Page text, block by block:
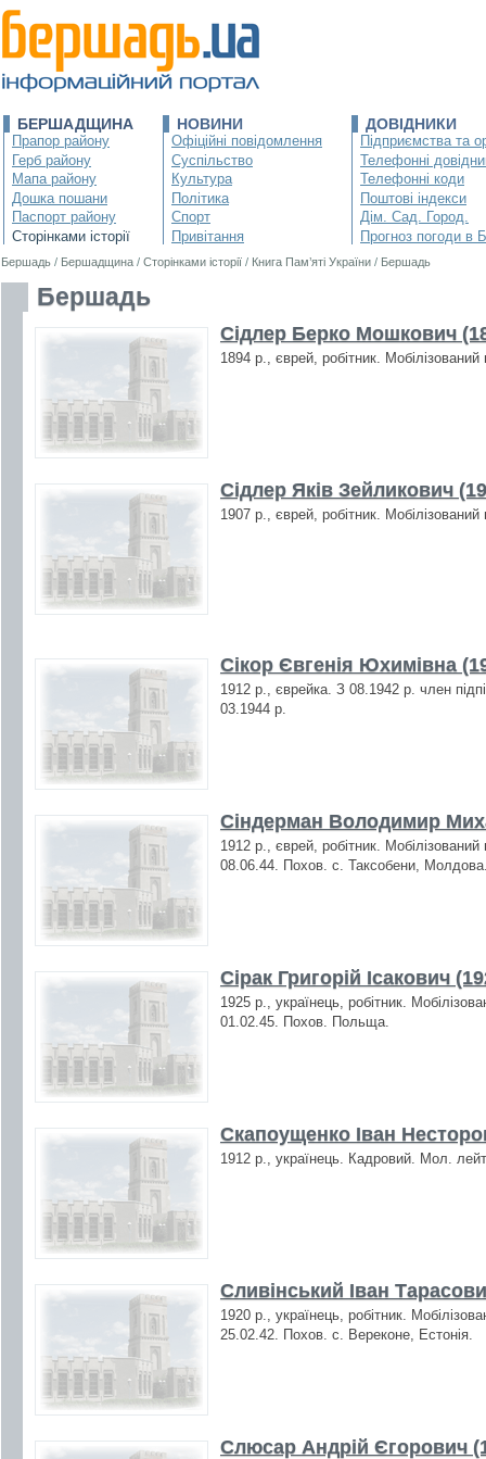
БЕРШАДЩИНА
Прапор району
Герб району
Мапа району
Дошка пошани
Паспорт району
Сторінками історії
НОВИНИ
Офіційні повідомлення
Суспільство
Культура
Політика
Спорт
Привітання
ДОВІДНИКИ
Підприємства та
Телефонні
Телефонні коди
Поштові індекси
Дім. Сад. Город.
Прогноз погоди в
Бершадь / Бершадщина / Сторінками історії / Книга Пам’яті України / Бершадь
Бершадь
Сідлер Берко Мошкович
1894 р., єврей, робітник.
Сідлер Яків Зейликович
1907 р., єврей, робітник.
Сікор Євгенія Юхимівна
1912 р., єврейка. З 08.1942 р. член
03.1944 р.
Сіндерман Володимир
1912 р., єврей, робітник.
08.06.44. Похов. с. Таксобени,
Сірак Григорій Ісакович
1925 р., українець, робітник.
01.02.45. Похов. Польща.
Скапоущенко Іван
1912 р., українець. Кадровий. Мол.
Сливінський Іван
1920 р., українець, робітник.
25.02.42. Похов. с. Вереконе, Естонія.
Слюсар Андрій Єгорович